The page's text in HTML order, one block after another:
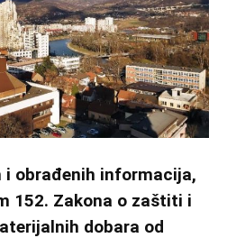
i obrađenih informacija,
152. Zakona o zaštiti i
dobara od